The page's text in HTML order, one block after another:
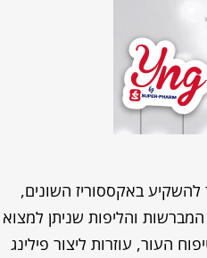
באקססוריז השונים,
והליפות שניתן למצוא
העור, עוזרות ליצור פילינג